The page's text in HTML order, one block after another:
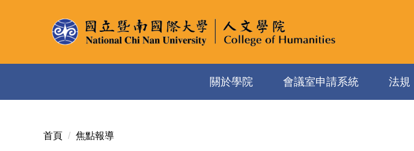
內
關於學院 會議室申請系統 法規
首頁 焦點報導